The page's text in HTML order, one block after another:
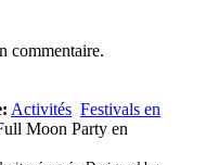
commentaire.
Activités Festivals en
Moon Party en